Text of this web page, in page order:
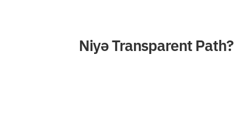
Niyə Transparent Path?